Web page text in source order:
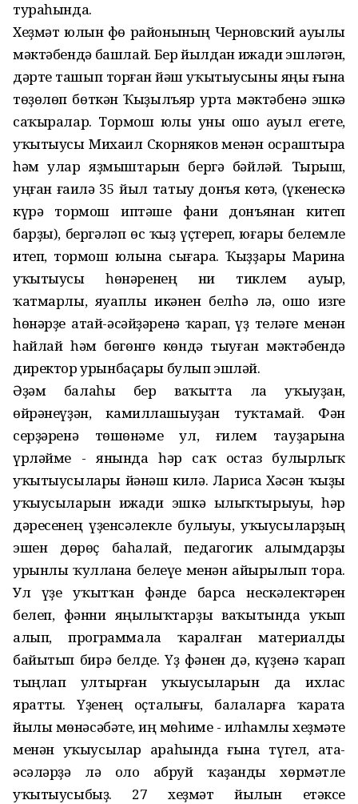
тураһында.
Хеҙмәт юлын Өфө районының Черновский ауылы
мәктәбендә башлай. Бер йылдан ижади эшләгән,
дәрте ташып торған йәш уҡытыусыны яңы ғына
төҙөлөп бөткән Ҡыҙылъяр урта мәктәбенә эшкә
саҡыралар. Тормош юлы уны ошо ауыл егете,
уҡытыусы Михаил Скорняков менән осраштыра
һәм улар яҙмыштарын бергә бәйләй. Тырыш,
уңған ғаилә 35 йыл татыу донъя көтә, (үкенескә
күрә тормош иптәше фани донъянан китеп
барҙы), бергәләп өс ҡыҙ үҫтереп, юғары белемле
итеп, тормош юлына сығара. Ҡыҙҙары Марина
уҡытыусы һөнәренең ни тиклем ауыр,
ҡатмарлы, яуаплы икәнен белһә лә, ошо изге
һөнәрҙе атай-әсәйҙәренә ҡарап, үҙ теләге менән
һайлай һәм бөгөнгө көндә тыуған мәктәбендә
директор урынбаҫары булып эшләй.
Әҙәм балаһы бер ваҡытта ла уҡыуҙан,
өйрәнеүҙән, камиллашыуҙан туҡтамай. Фән
серҙәренә төшөнәме ул, ғилем тауҙарына
үрләйме - янында һәр саҡ остаз булырлыҡ
уҡытыусылары йәнәш килә. Лариса Хәсән ҡыҙы
уҡыусыларын ижади эшкә ылыҡтырыуы, һәр
дәресенең үҙенсәлекле булыуы, уҡыусыларҙың
эшен дөрөҫ баһалай, педагогик алымдарҙы
урынлы ҡуллана белеүе менән айырылып тора.
Ул үҙе уҡытҡан фәнде барса нескәлектәрен
белеп, фәнни яңылыҡтарҙы ваҡытында уҡып
алып, программала ҡаралған материалды
байытып бирә белде. Үҙ фәнен дә, күҙенә ҡарап
тыңлап ултырған уҡыусыларын да ихлас
яратты. Үҙенең оҫталығы, балаларға ҡарата
йылы мөнәсәбәте, иң мөһиме - илһамлы хеҙмәте
менән уҡыусылар араһында ғына түгел, ата-
әсәләрҙә лә оло абруй ҡаҙанды хөрмәтле
уҡытыусыбыҙ. 27 хеҙмәт йылын етәксе